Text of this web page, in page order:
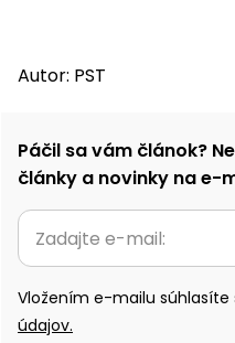
Autor: PST
Páčil sa vám článok?
články a novinky na e-
Vložením e-mailu súhlasíte
údajov.